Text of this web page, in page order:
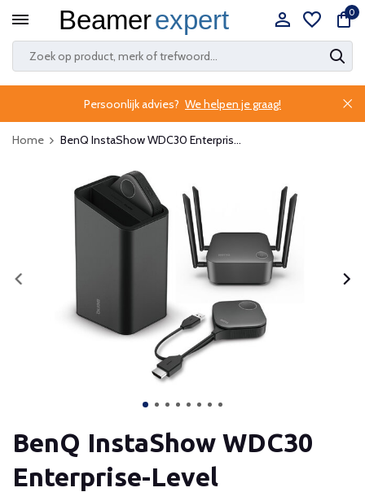
0
Persoonlijk advies? We helpen je graag!
Home BenQ InstaShow WDC30 Enterpris...
BenQ InstaShow WDC30
Enterprise-Level